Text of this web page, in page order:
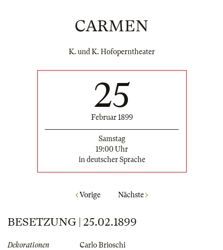
CARMEN
K. und K. Hofoperntheater
25
Februar 1899
Samstag
19:00 Uhr
in deutscher Sprache
Vorige Nächste
BESETZUNG | 25.02.1899
Dekorationen
Carlo Brioschi